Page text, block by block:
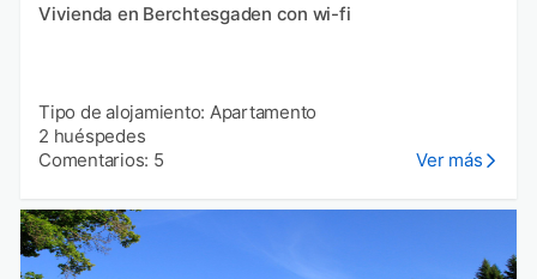
Vivienda en Berchtesgaden con wi-fi
Tipo de alojamiento: Apartamento
2 huéspedes
Comentarios: 5
Ver más